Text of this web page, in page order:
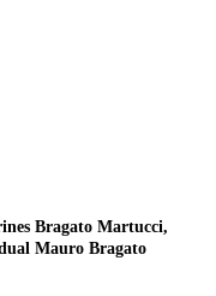
Bragato Martucci,
Mauro Bragato